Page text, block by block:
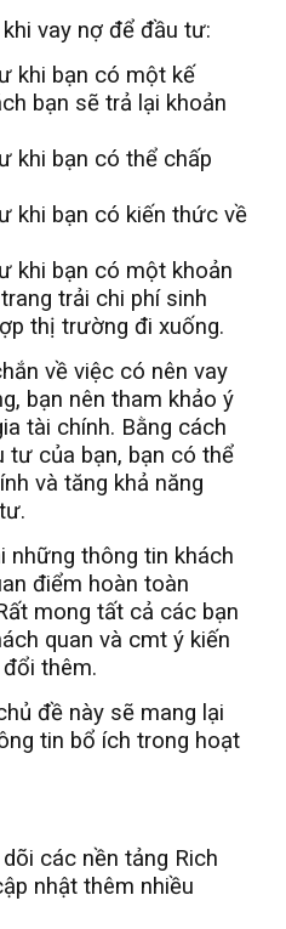
vay nợ để đầu tư:
khi bạn có một kế
bạn sẽ trả lại khoản
khi bạn có thể chấp
khi bạn có kiến thức về
khi bạn có một khoản
trải chi phí sinh
thị trường đi xuống.
về việc có nên vay
bạn nên tham khảo ý
tài chính. Bằng cách
tư của bạn, bạn có thể
và tăng khả năng
những thông tin khách
điểm hoàn toàn
mong tất cả các bạn
quan và cmt ý kiến
thêm.
đề này sẽ mang lại
tin bổ ích trong hoạt
các nền tảng Rich
nhật thêm nhiều